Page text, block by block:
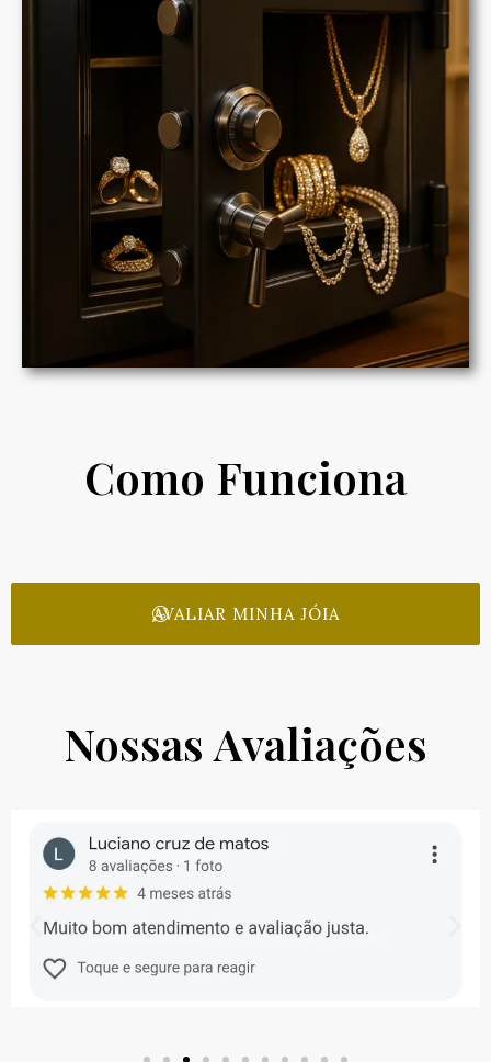
Como Funciona
AVALIAR MINHA JÓIA
Nossas Avaliações